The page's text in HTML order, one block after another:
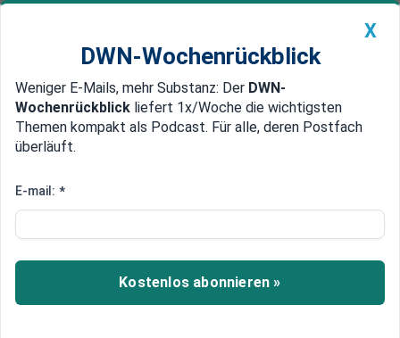
Newsticker MEIN DWN: Geldanlage Premium
Edelmetalle DWN-Magazin China
Länder sollen Bundesmittel
nutzen
Ab 2025 dürfen die Bundesländer die Milliarden
Euro des Bundes zur Förderung von Kitas nicht
X
DWN-Wochenrückblick
Weniger E-Mails, mehr Substanz: Der DWN-
Wochenrückblick liefert 1x/Woche die wichtigsten
Themen kompakt als Podcast. Für alle, deren Postfach
überläuft.
E-mail: *
Kostenlos abonnieren »